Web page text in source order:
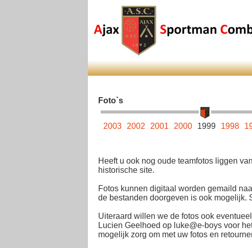
Foto`s
2003 2002 2001 2000 1999 1998
Heeft u ook nog oude teamfotos liggen
historische site.
Fotos kunnen digitaal worden gemaild
de bestanden doorgeven is ook mogelijk.
Uiteraard willen we de fotos ook
Lucien Geelhoed op luke@e-boys voor
mogelijk zorg om met uw fotos en